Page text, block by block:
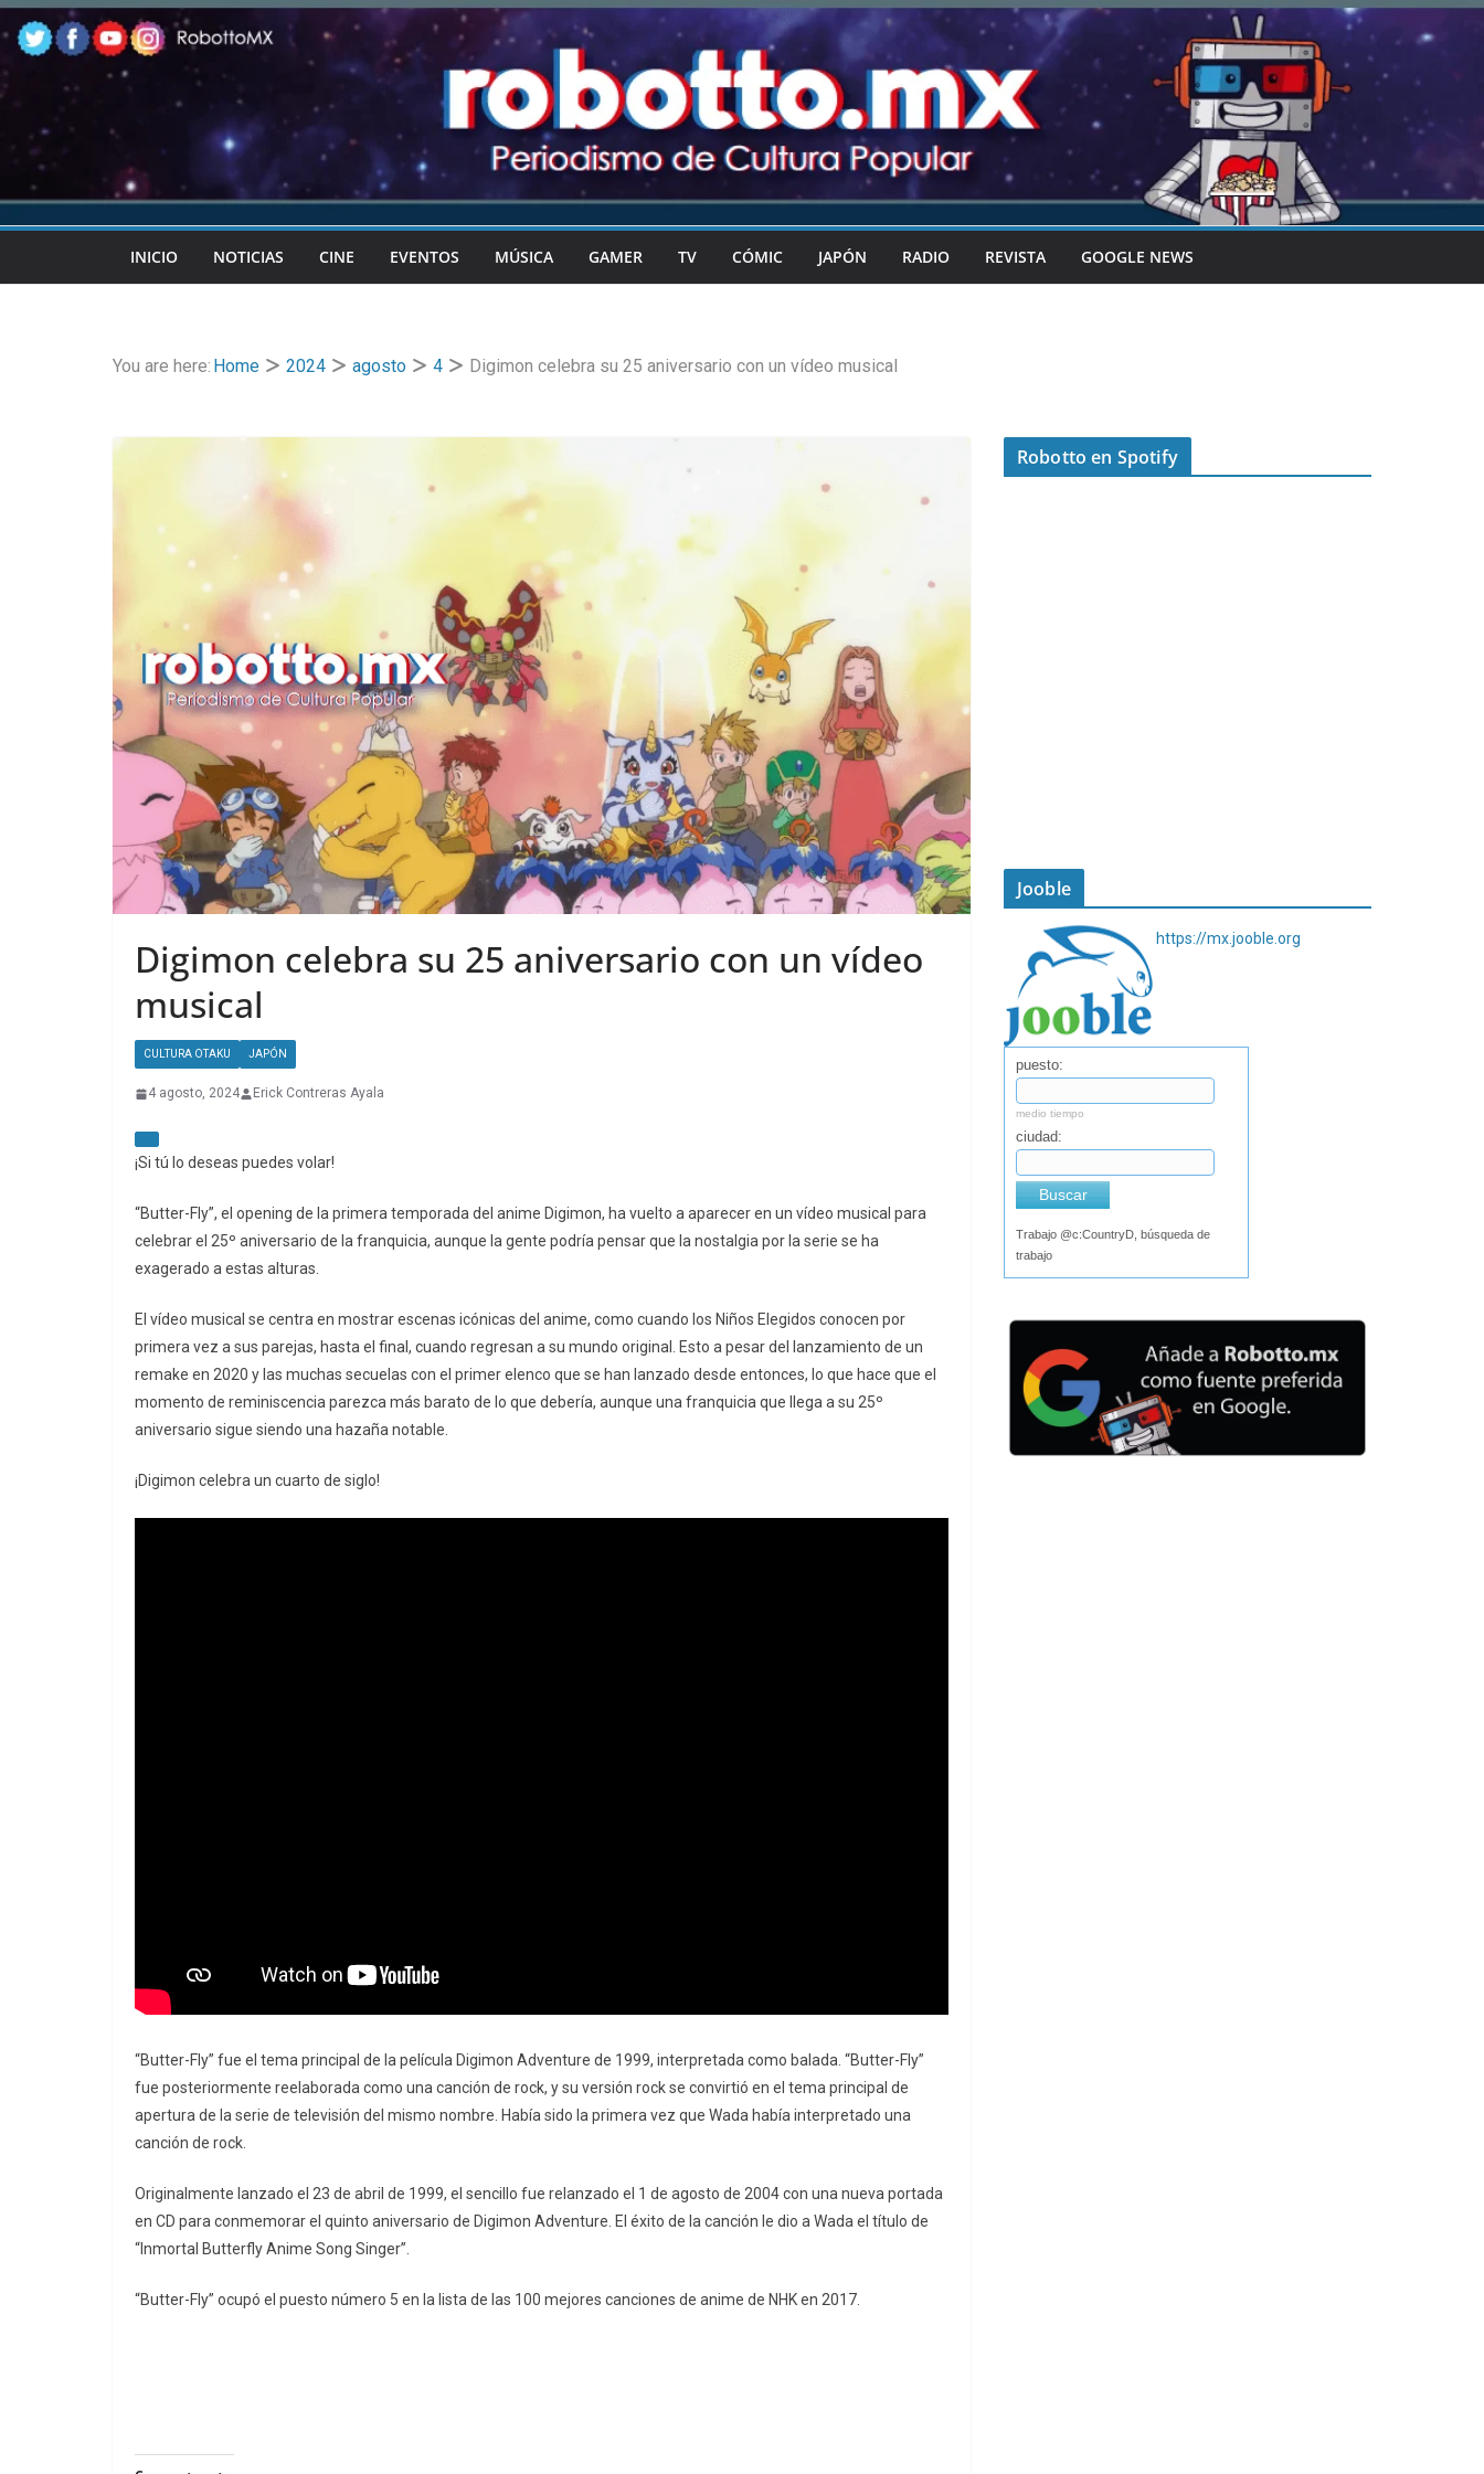
Skip
to
content
INICIO NOTICIAS CINE EVENTOS MÚSICA GAMER TV CÓMIC JAPÓN RADIO REVISTA GOOGLE NEWS
You are here: Home 2024 agosto 4 Digimon celebra su 25 aniversario con un vídeo musical
Digimon celebra su 25 aniversario con un vídeo
musical
CULTURA OTAKU JAPÓN
4 agosto, 2024 Erick Contreras Ayala
¡Si tú lo deseas puedes volar!
“Butter-Fly”, el opening de la primera temporada del anime Digimon, ha vuelto a aparecer en un vídeo musical para
celebrar el 25º aniversario de la franquicia, aunque la gente podría pensar que la nostalgia por la serie se ha
exagerado a estas alturas.
El vídeo musical se centra en mostrar escenas icónicas del anime, como cuando los Niños Elegidos conocen por
primera vez a sus parejas, hasta el final, cuando regresan a su mundo original. Esto a pesar del lanzamiento de un
remake en 2020 y las muchas secuelas con el primer elenco que se han lanzado desde entonces, lo que hace que el
momento de reminiscencia parezca más barato de lo que debería, aunque una franquicia que llega a su 25º
aniversario sigue siendo una hazaña notable.
¡Digimon celebra un cuarto de siglo!
“Butter-Fly” fue el tema principal de la película Digimon Adventure de 1999, interpretada como balada. “Butter-Fly”
fue posteriormente reelaborada como una canción de rock, y su versión rock se convirtió en el tema principal de
apertura de la serie de televisión del mismo nombre. Había sido la primera vez que Wada había interpretado una
canción de rock.
Originalmente lanzado el 23 de abril de 1999, el sencillo fue relanzado el 1 de agosto de 2004 con una nueva portada
en CD para conmemorar el quinto aniversario de Digimon Adventure. El éxito de la canción le dio a Wada el título de
“Inmortal Butterfly Anime Song Singer”.
“Butter-Fly” ocupó el puesto número 5 en la lista de las 100 mejores canciones de anime de NHK en 2017.
Robotto en Spotify
Jooble
https://mx.jooble.org
puesto:
medio tiempo
ciudad:
Buscar
Trabajo @c:CountryD, búsqueda de
trabajo